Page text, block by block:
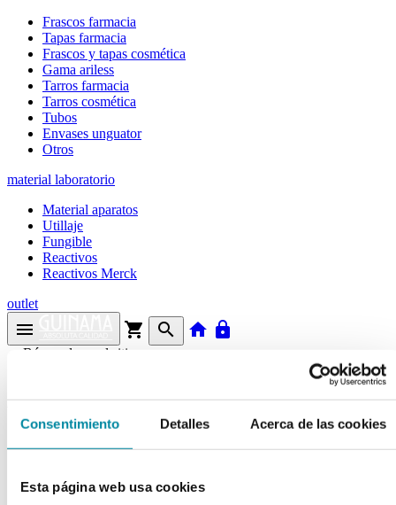
Consentimiento Detalles Acerca de las cookies
Esta página web usa cookies
Frascos farmacia
Tapas farmacia
Frascos y tapas cosmética
Gama ariless
Tarros farmacia
Tarros cosmética
Tubos
Envases unguator
Otros
material laboratorio
Material aparatos
Utillaje
Fungible
Reactivos
Reactivos Merck
outlet
menu shopping_cart search home lock
Búsqueda en el sitio
Actualmente se encuentra en:
Inicio >>
ITRACONAZOL
arrow_backFicha de producto